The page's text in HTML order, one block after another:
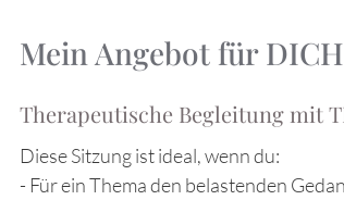
Mein Angebot für DICH
Therapeutische Begleitung mit
Diese Sitzung ist ideal, wenn du:
- Für ein Thema den belastenden